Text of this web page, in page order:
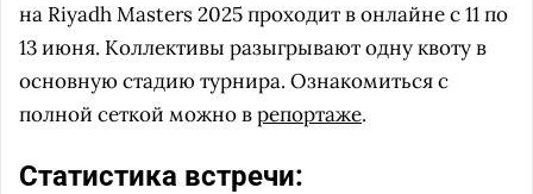
на Riyadh Masters 2025 проходит в онлайне с 11 по
13 июня. Коллективы разыгрывают одну квоту в
основную стадию турнира. Ознакомиться с
полной сеткой можно врепортаже.
Статистика встречи: